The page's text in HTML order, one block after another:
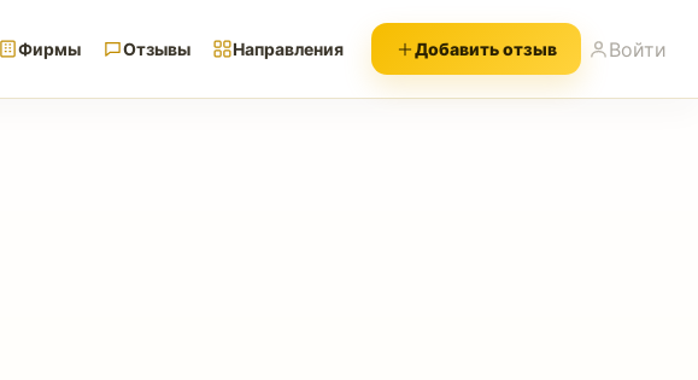
Фирмы Отзывы Направления Добавить отзыв Войти